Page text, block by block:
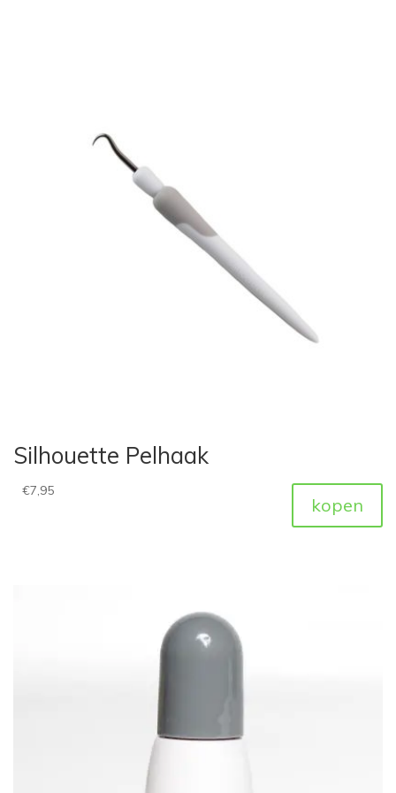
Silhouette Pelhaak
€7,95
kopen